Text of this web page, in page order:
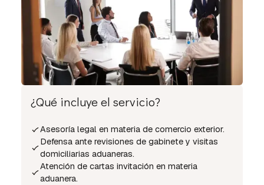
¿Qué incluye el servicio?
Asesoría legal en materia de comercio exterior.
Defensa ante revisiones de gabinete y visitas
domiciliarias aduaneras.
Atención de cartas invitación en materia
aduanera.